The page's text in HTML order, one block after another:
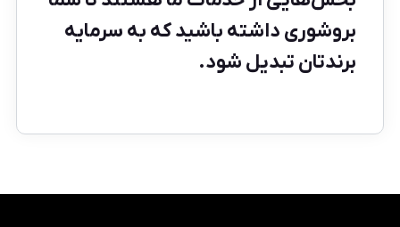
بروشوری داشته باشید که به سرمایه
برندتان تبدیل شود.